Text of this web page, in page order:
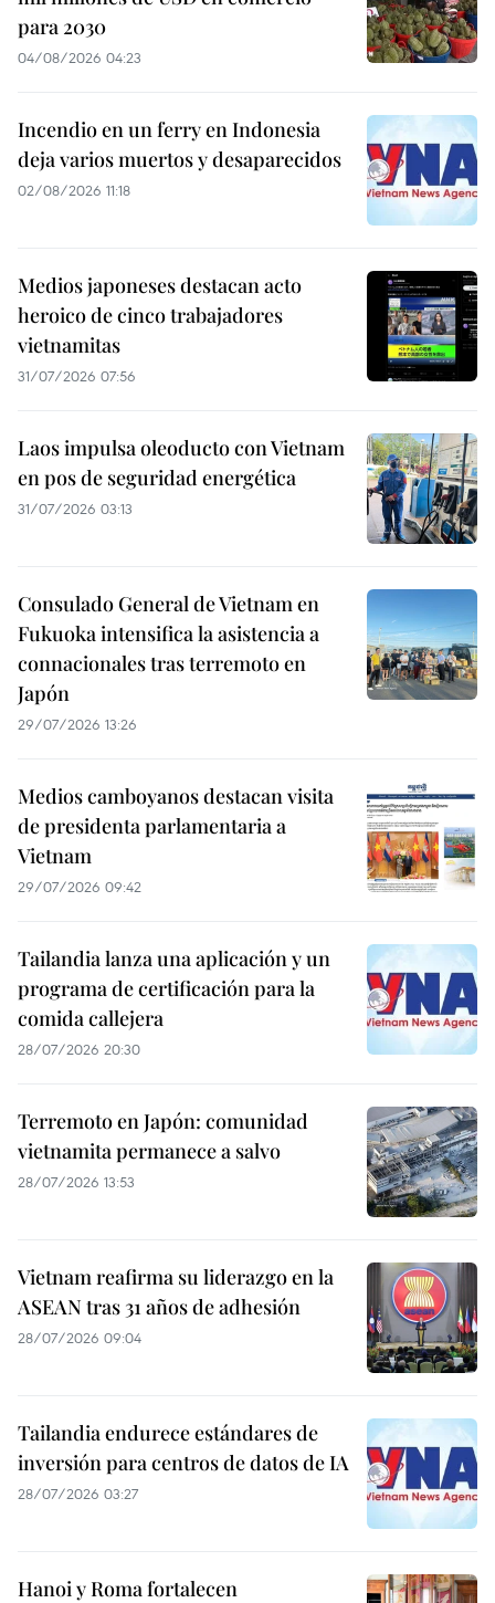
para 2030
04/08/2026 04:23
Incendio en un ferry en Indonesia
deja varios muertos y desaparecidos
02/08/2026 11:18
Medios japoneses destacan acto
heroico de cinco trabajadores
vietnamitas
31/07/2026 07:56
Laos impulsa oleoducto con Vietnam
en pos de seguridad energética
31/07/2026 03:13
Consulado General de Vietnam en
Fukuoka intensifica la asistencia a
connacionales tras terremoto en
Japón
29/07/2026 13:26
Medios camboyanos destacan visita
de presidenta parlamentaria a
Vietnam
29/07/2026 09:42
Tailandia lanza una aplicación y un
programa de certificación para la
comida callejera
28/07/2026 20:30
Terremoto en Japón: comunidad
vietnamita permanece a salvo
28/07/2026 13:53
Vietnam reafirma su liderazgo en la
ASEAN tras 31 años de adhesión
28/07/2026 09:04
Tailandia endurece estándares de
inversión para centros de datos de IA
28/07/2026 03:27
Hanoi y Roma fortalecen